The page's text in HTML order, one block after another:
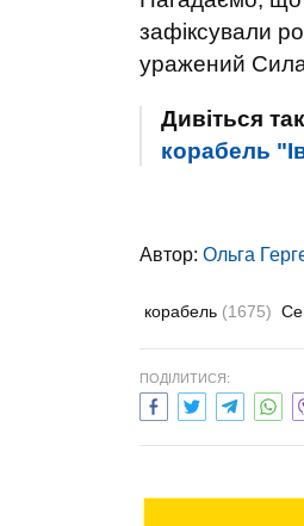
зафіксували
уражений
Дивіться
корабель
Автор: Ольга
корабель (1675)
ПОДІЛИТИСЯ: